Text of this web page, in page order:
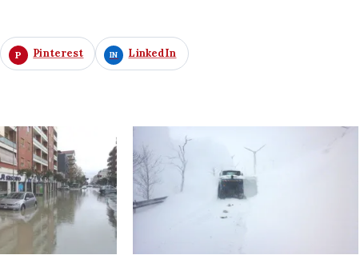
Pinterest LinkedIn